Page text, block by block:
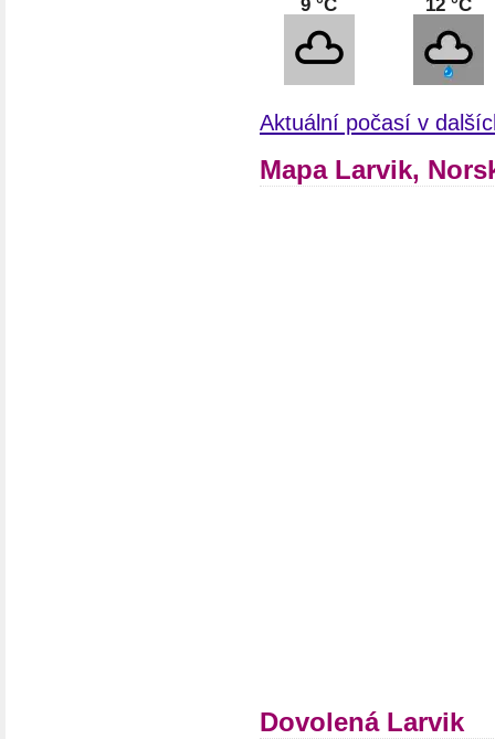
9 °C 12 °C
Aktuální počasí v
Mapa Larvik,
Dovolená Larvik